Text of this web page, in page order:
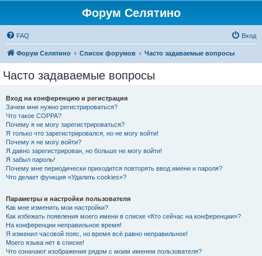
Форум Селятино
FAQ Вход
Форум Селятино Список форумов Часто задаваемые вопросы
Часто задаваемые вопросы
Вход на конференцию и регистрация
Зачем мне нужно регистрироваться?
Что такое COPPA?
Почему я не могу зарегистрироваться?
Я только что зарегистрировался, но не могу войти!
Почему я не могу войти?
Я давно зарегистрирован, но больше не могу войти!
Я забыл пароль!
Почему мне периодически приходится повторять ввод имени и пароля?
Что делает функция «Удалить cookies»?
Параметры и настройки пользователя
Как мне изменить мои настройки?
Как избежать появления моего имени в списке «Кто сейчас на конференции»?
На конференции неправильное время!
Я изменил часовой пояс, но время всё равно неправильное!
Моего языка нет в списке!
Что означают изображения рядом с моим именем пользователя?